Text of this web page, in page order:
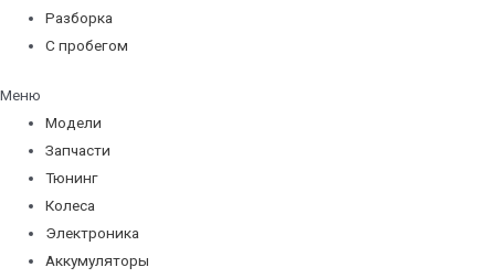
Разборка
С пробегом
Меню
Модели
Запчасти
Тюнинг
Колеса
Электроника
Аккумуляторы